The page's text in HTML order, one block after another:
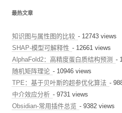
最热文章
知识图与属性图的比较 - 12743 views
SHAP-模型可解释性 - 12661 views
AlphaFold2：高精度蛋白质结构预测 -
随机矩阵理论 - 10946 views
TPE：基于贝叶斯的超参优化算法 -
中介效应分析 - 9731 views
Obsidian-常用插件总览 - 9382 views